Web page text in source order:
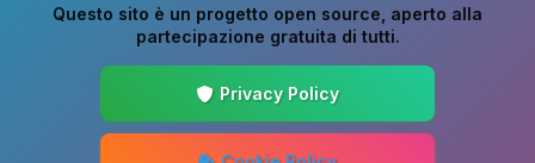
Questo sito è un progetto open source , aperto alla
partecipazione gratuita di tutti.
Privacy Policy